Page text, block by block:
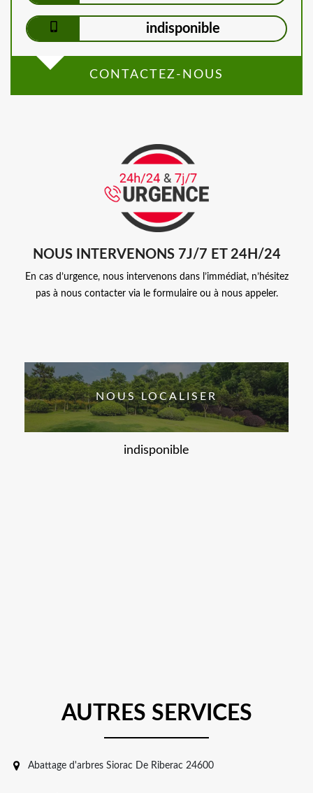
indisponible
CONTACTEZ-NOUS
NOUS INTERVENONS 7J/7 ET 24H/24
En cas d’urgence, nous intervenons dans l’immédiat, n’hésitez
pas à nous contacter via le formulaire ou à nous appeler.
NOUS LOCALISER
indisponible
AUTRES SERVICES
Abattage d'arbres Siorac De Riberac 24600